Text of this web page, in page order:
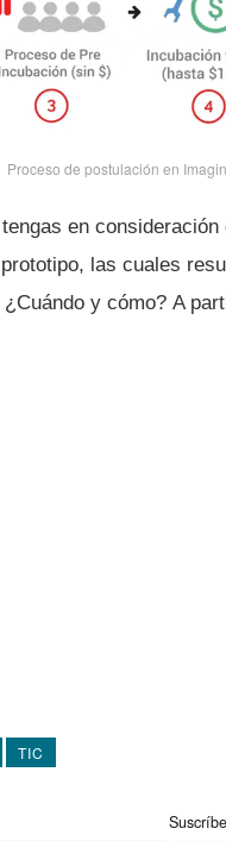
Proceso de postulación en
en
las cuales
y cómo? A
TIC